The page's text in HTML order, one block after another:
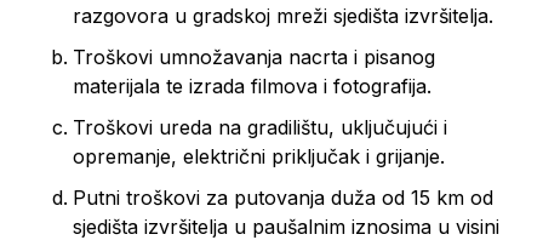
razgovora u gradskoj mreži sjedišta izvršitelja.
Troškovi umnožavanja nacrta i pisanog
materijala te izrada filmova i fotografija.
Troškovi ureda na gradilištu, uključujući i
opremanje, električni priključak i grijanje.
Putni troškovi za putovanja duža od 15 km od
sjedišta izvršitelja u paušalnim iznosima u visini